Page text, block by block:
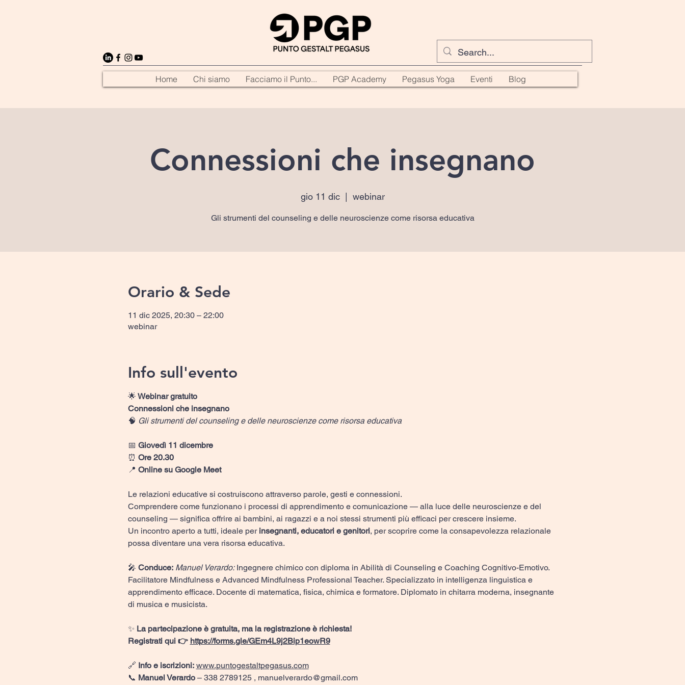
Home Chi siamo Facciamo il Punto... PGP Academy Pegasus Yoga Eventi Blog
Connessioni che insegnano
gio 11 dic
  |
webinar
Gli strumenti del counseling e delle neuroscienze come risorsa educativa
Orario & Sede
11 dic 2025, 20:30 – 22:00
webinar
Info sull'evento
🌟 Webinar gratuito
Connessioni che insegnano
🧠 Gli strumenti del counseling e delle neuroscienze come risorsa educativa
📅 Giovedì 11 dicembre
⏰ Ore 20.30
📍 Online su Google Meet
Le relazioni educative si costruiscono attraverso parole, gesti e connessioni.
Comprendere come funzionano i processi di apprendimento e comunicazione — alla luce delle neuroscienze e del
counseling — significa offrire ai bambini, ai ragazzi e a noi stessi strumenti più efficaci per crescere insieme.
Un incontro aperto a tutti, ideale per insegnanti, educatori e genitori, per scoprire come la consapevolezza relazionale
possa diventare una vera risorsa educativa.
🎤 Conduce: Manuel Verardo: Ingegnere chimico con diploma in Abilità di Counseling e Coaching Cognitivo-Emotivo.
Facilitatore Mindfulness e Advanced Mindfulness Professional Teacher. Specializzato in intelligenza linguistica e
apprendimento efficace. Docente di matematica, fisica, chimica e formatore. Diplomato in chitarra moderna, insegnante
di musica e musicista.
✨ La partecipazione è gratuita, ma la registrazione è richiesta!
Registrati qui 👉 https://forms.gle/GEm4L9j2Bip1eowR9
🔗 Info e iscrizioni: www.puntogestaltpegasus.com
📞 Manuel Verardo – 338 2789125 , manuelverardo@gmail.com